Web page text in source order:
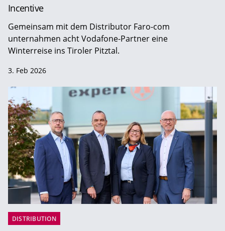
Incentive
Gemeinsam mit dem Distributor Faro-com
unternahmen acht Vodafone-Partner eine
Winterreise ins Tiroler Pitztal.
3. Feb 2026
DISTRIBUTION